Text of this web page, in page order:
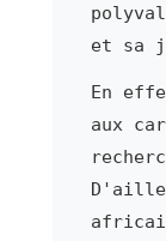
et sa
En
aux